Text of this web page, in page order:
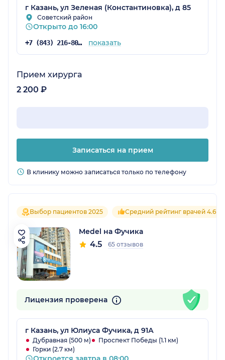
г Казань, ул Зеленая (Константиновка), д 85
Советский район
Открыто до 16:00
+7 (843) 216-80-53 показать
Прием хирурга
2 200 ₽
Записаться на прием
В клинику можно записаться только по телефону
Выбор пациентов 2025 Средний рейтинг врачей 4.6
Medel на Фучика
4.5 65 отзывов
Лицензия проверена
г Казань, ул Юлиуса Фучика, д 91А
Дубравная (500 м)
Проспект Победы (1.1 км)
Горки (2.7 км)